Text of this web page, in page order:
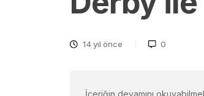
14 yıl önce 0